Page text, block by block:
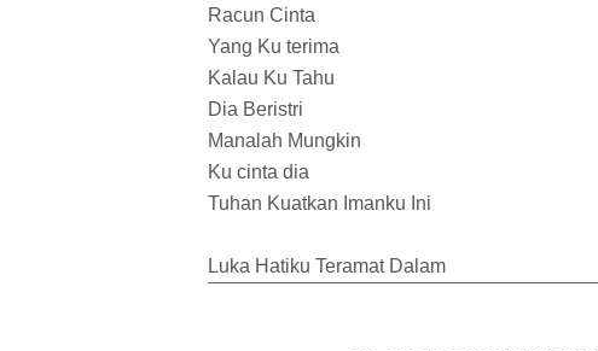
Racun Cinta
Yang Ku terima
Kalau Ku Tahu
Dia Beristri
Manalah Mungkin
Ku cinta dia
Tuhan Kuatkan Imanku Ini
Luka Hatiku Teramat Dalam